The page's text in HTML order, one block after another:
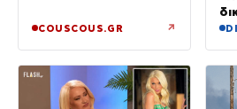
COUSCOUS.GR ↗